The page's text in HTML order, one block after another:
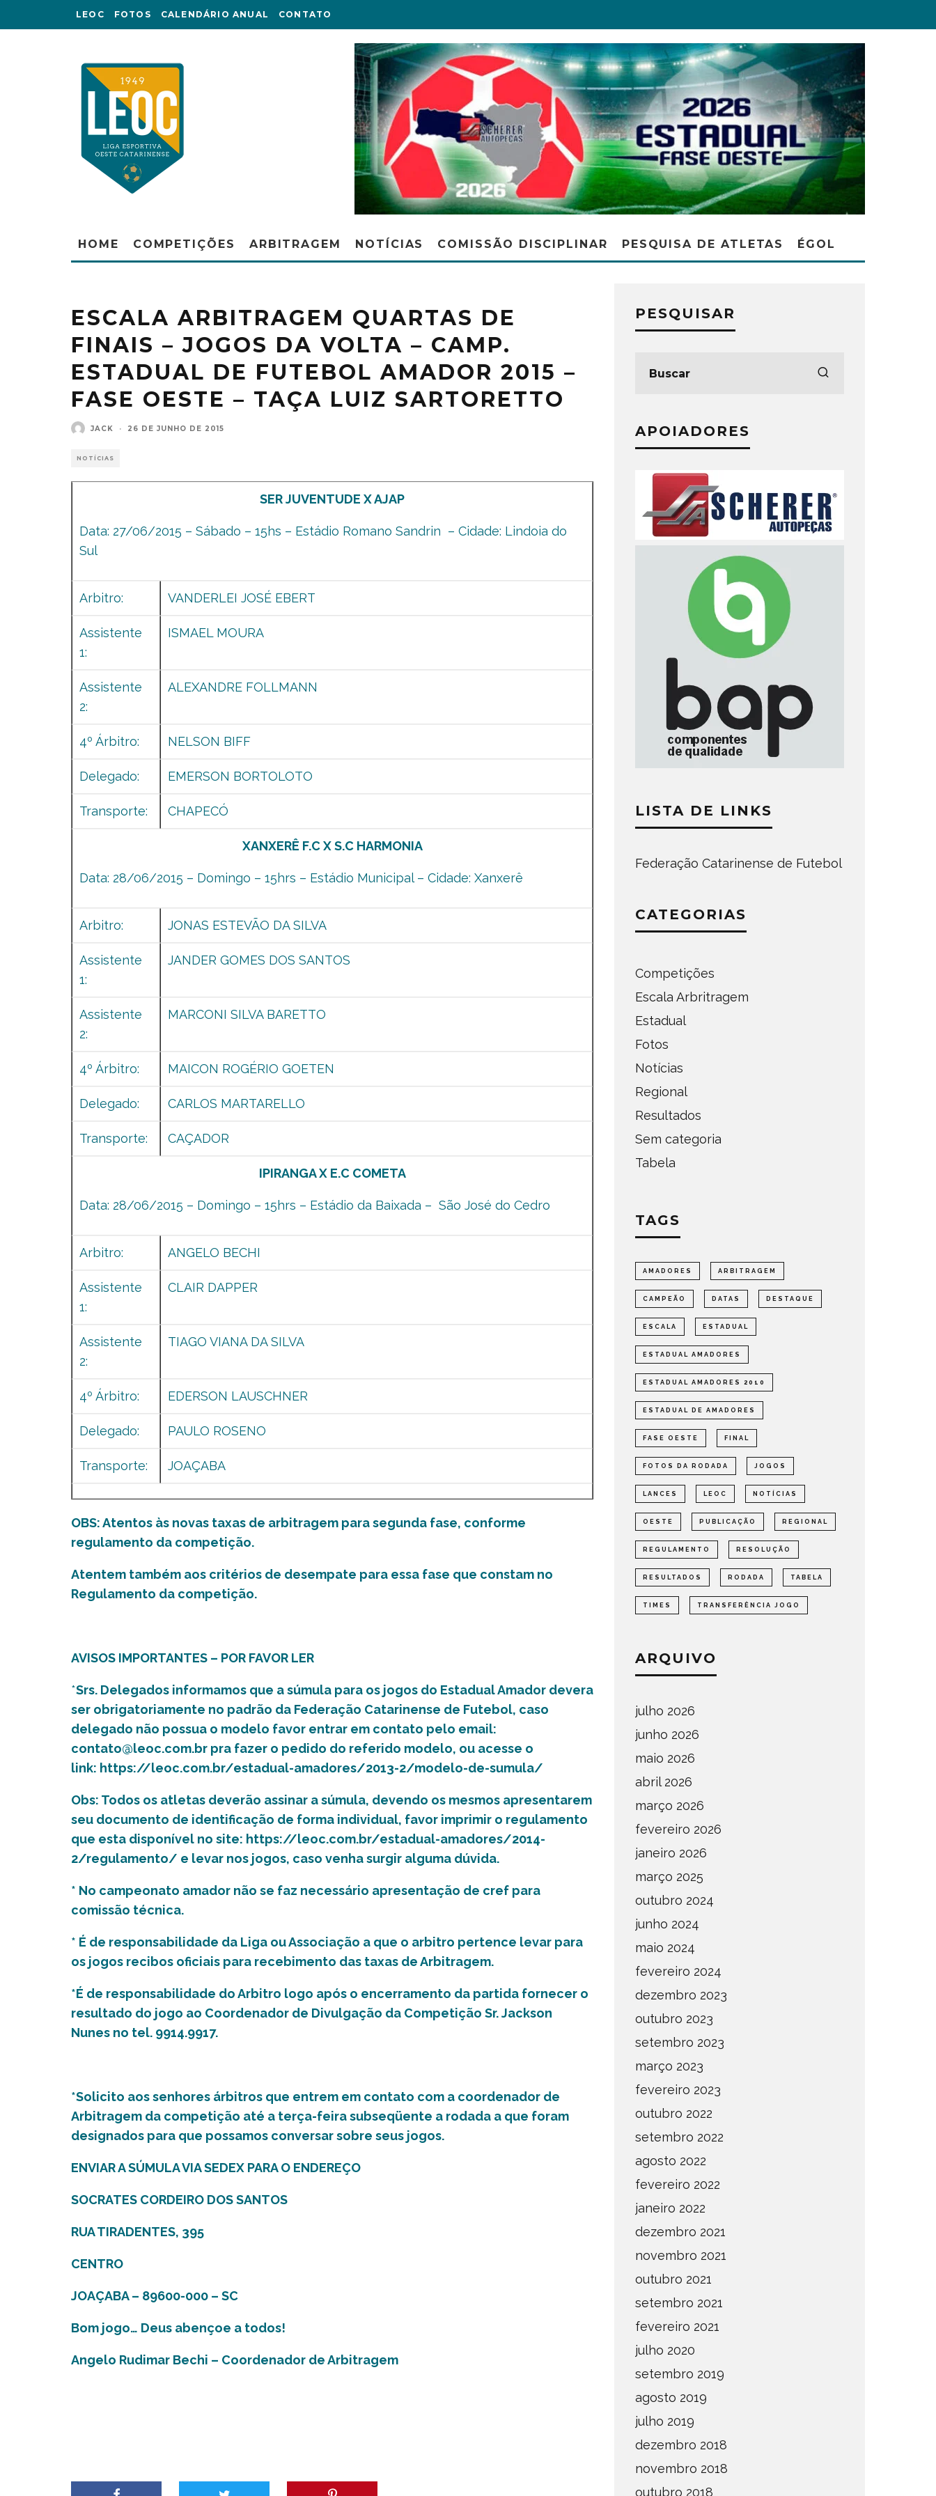
LEOC FOTOS CALENDÁRIO ANUAL CONTATO
HOME COMPETIÇÕES ARBITRAGEM NOTÍCIAS COMISSÃO DISCIPLINAR PESQUISA DE ATLETAS ÉGOL
ESCALA ARBITRAGEM QUARTAS DE
FINAIS – JOGOS DA VOLTA – CAMP.
ESTADUAL DE FUTEBOL AMADOR 2015 –
FASE OESTE – TAÇA LUIZ SARTORETTO
JACK · 26 DE JUNHO DE 2015
NOTÍCIAS
SER JUVENTUDE X AJAP
Data: 27/06/2015 – Sábado – 15hs – Estádio Romano Sandrin – Cidade: Lindoia do
Sul
Arbitro: VANDERLEI JOSÉ EBERT
Assistente
1:
ISMAEL MOURA
Assistente
2:
ALEXANDRE FOLLMANN
4º Árbitro: NELSON BIFF
Delegado: EMERSON BORTOLOTO
Transporte: CHAPECÓ
XANXERÊ F.C X S.C HARMONIA
Data: 28/06/2015 – Domingo – 15hrs – Estádio Municipal – Cidade: Xanxerê
Arbitro: JONAS ESTEVÃO DA SILVA
Assistente
1:
JANDER GOMES DOS SANTOS
Assistente
2:
MARCONI SILVA BARETTO
4º Árbitro: MAICON ROGÉRIO GOETEN
Delegado: CARLOS MARTARELLO
Transporte: CAÇADOR
IPIRANGA X E.C COMETA
Data: 28/06/2015 – Domingo – 15hrs – Estádio da Baixada – São José do Cedro
Arbitro: ANGELO BECHI
Assistente
1:
CLAIR DAPPER
Assistente
2:
TIAGO VIANA DA SILVA
4º Árbitro: EDERSON LAUSCHNER
Delegado: PAULO ROSENO
Transporte: JOAÇABA
OBS: Atentos às novas taxas de arbitragem para segunda fase, conforme
regulamento da competição.
Atentem também aos critérios de desempate para essa fase que constam no
Regulamento da competição.
AVISOS IMPORTANTES – POR FAVOR LER
*Srs. Delegados informamos que a súmula para os jogos do Estadual Amador devera
ser obrigatoriamente no padrão da Federação Catarinense de Futebol, caso
delegado não possua o modelo favor entrar em contato pelo email:
contato@leoc.com.br pra fazer o pedido do referido modelo, ou acesse o
link: https://leoc.com.br/estadual-amadores/2013-2/modelo-de-sumula/
Obs: Todos os atletas deverão assinar a súmula, devendo os mesmos apresentarem
seu documento de identificação de forma individual, favor imprimir o regulamento
que esta disponível no site: https://leoc.com.br/estadual-amadores/2014-
2/regulamento/ e levar nos jogos, caso venha surgir alguma dúvida.
* No campeonato amador não se faz necessário apresentação de cref para
comissão técnica.
* É de responsabilidade da Liga ou Associação a que o arbitro pertence levar para
os jogos recibos oficiais para recebimento das taxas de Arbitragem.
*É de responsabilidade do Arbitro logo após o encerramento da partida fornecer o
resultado do jogo ao Coordenador de Divulgação da Competição Sr. Jackson
Nunes no tel. 9914.9917.
*Solicito aos senhores árbitros que entrem em contato com a coordenador de
Arbitragem da competição até a terça-feira subseqüente a rodada a que foram
designados para que possamos conversar sobre seus jogos.
ENVIAR A SÚMULA VIA SEDEX PARA O ENDEREÇO
SOCRATES CORDEIRO DOS SANTOS
RUA TIRADENTES, 395
CENTRO
JOAÇABA – 89600-000 – SC
Bom jogo… Deus abençoe a todos!
Angelo Rudimar Bechi – Coordenador de Arbitragem
PESQUISAR
APOIADORES
LISTA DE LINKS
Federação Catarinense de Futebol
CATEGORIAS
Competições
Escala Arbritragem
Estadual
Fotos
Notícias
Regional
Resultados
Sem categoria
Tabela
TAGS
AMADORES ARBITRAGEM
CAMPEÃO DATAS DESTAQUE
ESCALA ESTADUAL
ESTADUAL AMADORES
ESTADUAL AMADORES 2010
ESTADUAL DE AMADORES
FASE OESTE FINAL
FOTOS DA RODADA JOGOS
LANCES LEOC NOTÍCIAS
OESTE PUBLICAÇÃO REGIONAL
REGULAMENTO RESOLUÇÃO
RESULTADOS RODADA TABELA
TIMES TRANSFERÊNCIA JOGO
ARQUIVO
julho 2026
junho 2026
maio 2026
abril 2026
março 2026
fevereiro 2026
janeiro 2026
março 2025
outubro 2024
junho 2024
maio 2024
fevereiro 2024
dezembro 2023
outubro 2023
setembro 2023
março 2023
fevereiro 2023
outubro 2022
setembro 2022
agosto 2022
fevereiro 2022
janeiro 2022
dezembro 2021
novembro 2021
outubro 2021
setembro 2021
fevereiro 2021
julho 2020
setembro 2019
agosto 2019
julho 2019
dezembro 2018
novembro 2018
outubro 2018